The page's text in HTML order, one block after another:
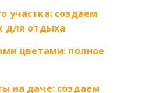
участка: создаем
для отдыха
цветами: полное
на даче: создаем